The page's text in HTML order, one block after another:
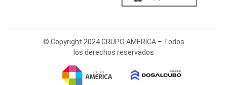
© Copyright 2024 GRUPO AMERICA – Todos
los derechos reservados